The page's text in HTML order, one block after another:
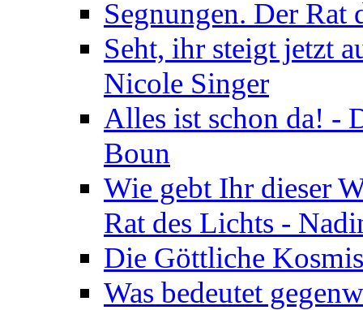
Segnungen. Der
Seht, ihr steigt jetzt
Nicole Singer
Alles ist schon da! -
Boun
Wie gebt Ihr dieser
Rat des Lichts -
Die Göttliche
Was bedeutet